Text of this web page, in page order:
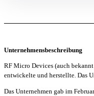
Unternehmensbeschreibung
RF Micro Devices (auch
entwickelte und herstellte. Das
Das Unternehmen gab im